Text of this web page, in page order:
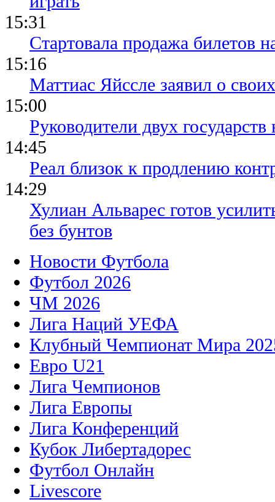
15:31
Стартовала продажа билетов
15:16
Маттиас Яйссле заявил о
15:00
Руководители двух
14:45
Реал близок к продлению
14:29
Хулиан Альварес готов
без бунтов
Новости Футбола
Футбол 2026
ЧМ 2026
Лига Наций УЕФА
Клубный Чемпионат Мира
Евро U21
Лига Чемпионов
Лига Европы
Лига Конференций
Кубок Либертадорес
Футбол Онлайн
Livescore